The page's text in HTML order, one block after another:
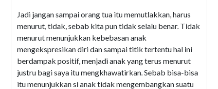
Jadi jangan sampai orang tua itu memutlakkan, harus
menurut, tidak, sebab kita pun tidak selalu benar. Tidak
menurut menunjukkan kebebasan anak
mengekspresikan diri dan sampai titik tertentu hal ini
berdampak positif, menjadi anak yang terus menurut
justru bagi saya itu mengkhawatirkan. Sebab bisa-bisa
itu menunjukkan si anak tidak mengembangkan suatu